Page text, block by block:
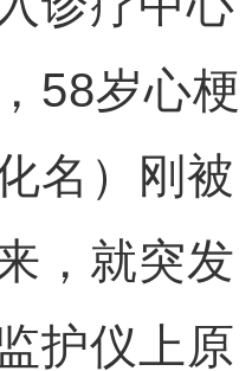
58岁心梗
名）刚被
，就突发
护仪上原